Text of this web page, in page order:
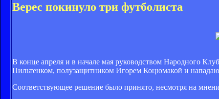
Верес покинуло три футболиста
В конце апреля и в начале мая руководством Народного
Пильтенком, полузащитником Игорем Коцюмакой и
Соответствующее решение было принято, несмотря на